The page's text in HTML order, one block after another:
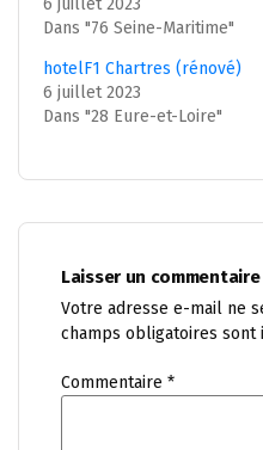
Dans "76 Seine-Maritime"
hotelF1 Chartres (rénové)
6 juillet 2023
Dans "28 Eure-et-Loire"
Laisser un commentaire
Votre adresse e-mail ne
champs obligatoires sont
Commentaire *